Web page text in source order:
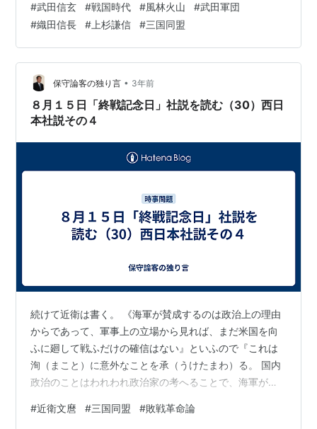
が刻まれています。 信玄は、敵を知り、情報収集に重き
を置き、負けない戦を徹底的に追求しました。 その結
果、彼は生涯で70回以上の戦いをし、大敗したのはわず
か3回程度と言われています。 また、信玄は情報収集の
重要性を理解し、忍者のスパイ活動を重視しました。 こ
のような彼の戦略とカリスマが、武田…
#武田信玄 #戦国時代 #風林火山 #武田軍団
#織田信長 # 上杉謙信 #三国同盟
保守論客の独り言 • 3年前
８月１５日「終戦記念日」社説を読む（30）西日
本社説その４
続けて近衛は書く。 《海軍が賛成するのは政治上の理由
からであって、軍事上の立場から見れば、まだ米国を向
ふに廻して戦ふだけの確信はない』といふので『これは
洵（まこと）に意外なことを承（うけたまわ）る。 国内
政治のことはわれわれ政治家の考へることで、海軍が御
上の立場からのみ検討せられて、もし確信なしといふな
#近衛文麿 #三国同盟 #敗戦革命論